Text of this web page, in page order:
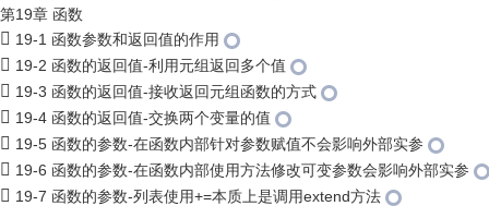
第19章 函数
19-1 函数参数和返回值的作用
19-2 函数的返回值-利用元组返回多个值
19-3 函数的返回值-接收返回元组函数的方式
19-4 函数的返回值-交换两个变量的值
19-5 函数的参数-在函数内部针对参数赋值不会影响外部实参
19-6 函数的参数-在函数内部使用方法修改可变参数会影响外部实参
19-7 函数的参数-列表使用+=本质上是调用extend方法